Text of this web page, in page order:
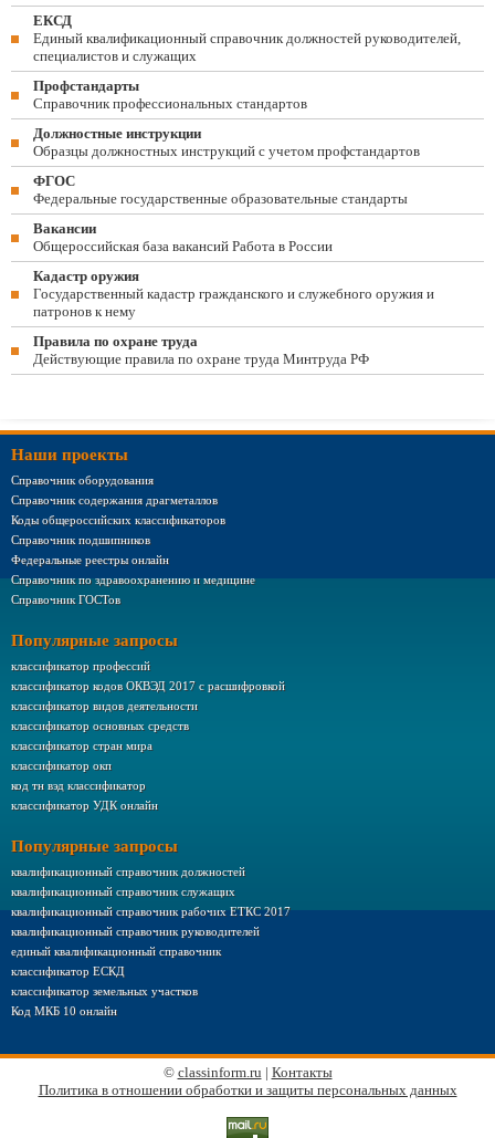
ЕКСД
Единый квалификационный справочник должностей руководителей,
специалистов и служащих
Профстандарты
Справочник профессиональных стандартов
Должностные инструкции
Образцы должностных инструкций с учетом профстандартов
ФГОС
Федеральные государственные образовательные стандарты
Вакансии
Общероссийская база вакансий Работа в России
Кадастр оружия
Государственный кадастр гражданского и служебного оружия и
патронов к нему
Правила по охране труда
Действующие правила по охране труда Минтруда РФ
Наши проекты
Справочник оборудования
Справочник содержания драгметаллов
Коды общероссийских классификаторов
Справочник подшипников
Федеральные реестры онлайн
Справочник по здравоохранению и медицине
Справочник ГОСТов
Популярные запросы
классификатор профессий
классификатор кодов ОКВЭД 2017 с расшифровкой
классификатор видов деятельности
классификатор основных средств
классификатор стран мира
классификатор окп
код тн вэд классификатор
классификатор УДК онлайн
Популярные запросы
квалификационный справочник должностей
квалификационный справочник служащих
квалификационный справочник рабочих ЕТКС 2017
квалификационный справочник руководителей
единый квалификационный справочник
классификатор ЕСКД
классификатор земельных участков
Код МКБ 10 онлайн
© classinform.ru | Контакты
Политика в отношении обработки и защиты персональных данных